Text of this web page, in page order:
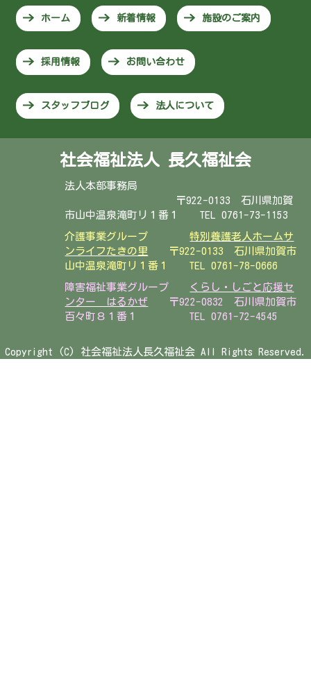
ホーム 新着情報 施設のご案内
採用情報 お問い合わせ
スタッフブログ 法人について
社会福祉法人 長久福祉会
法人本部事務局
〒922-0133 石川県加賀
市山中温泉滝町リ１番１ TEL 0761-73-1153
介護事業グループ特別養護老人ホームサ
ンライフたきの里
〒922-0133 石川県加賀市
山中温泉滝町リ１番１
TEL 0761-78-0666
障害福祉事業グループ
くらし・しごと応援セ
ンター はるかぜ 〒922-0832 石川県加賀市
百々町８１番１ TEL 0761-72-4545
Copyright (C) 社会福祉法人長久福祉会 All Rights Reserved.